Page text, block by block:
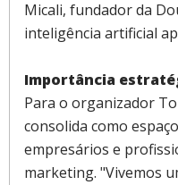
Micali, fundador da
inteligência artificial
Importância
Para o organizador
consolida como
empresários e
marketing. "Vivemos